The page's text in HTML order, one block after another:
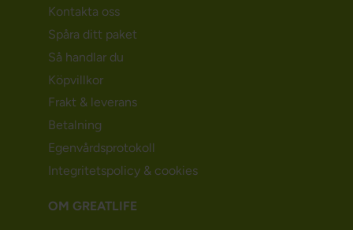
Kontakta oss
Spåra ditt paket
Så handlar du
Köpvillkor
Frakt & leverans
Betalning
Egenvårdsprotokoll
Integritetspolicy & cookies
OM GREATLIFE